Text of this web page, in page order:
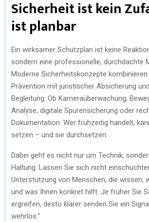
Sicherheit ist kein
ist planbar
Ein wirksamer Schutzplan ist keine
sondern eine professionelle, durchdachte
Moderne Sicherheitskonzepte
Prävention mit juristischer Absicherung
Begleitung. Ob Kameraüberwachung,
Analyse, digitale Spurensicherung oder
Dokumentation: Wer frühzeitig handelt,
setzen – und sie durchsetzen.
Dabei geht es nicht nur um Technik,
Haltung: Lassen Sie sich nicht
Unterstützung von Menschen, die wissen,
und was Ihnen konkret hilft. Je früher Sie
ergreifen, desto klarer senden Sie ein
wehrlos.“